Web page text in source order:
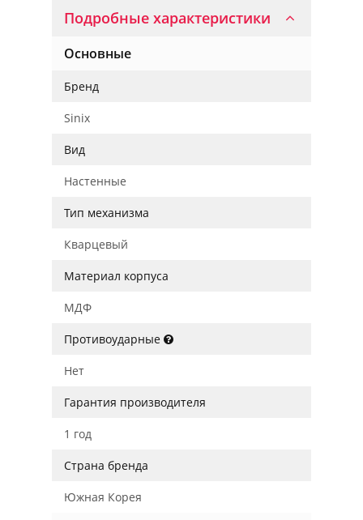
Подробные характеристики
Основные
Бренд
Sinix
Вид
Настенные
Тип механизма
Кварцевый
Материал корпуса
МДФ
Противоударные
Нет
Гарантия производителя
1 год
Страна бренда
Южная Корея